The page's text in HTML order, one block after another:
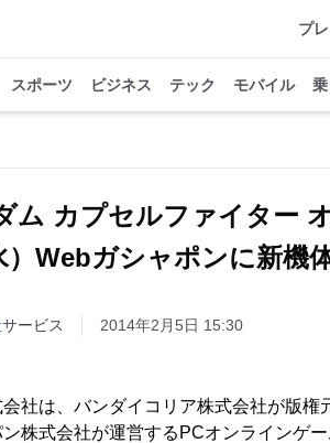
プ
スポーツ ビジネス テック モバイル
ム カプセルファイター
サービス 2014年2月5日 15:30
社は、バンダイコリア株式会社が版権
株式会社が運営するPCオンラインゲ